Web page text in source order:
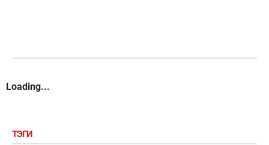
Loading...
ТЭГИ